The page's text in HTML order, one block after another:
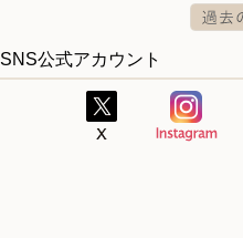
SNS公式アカウント